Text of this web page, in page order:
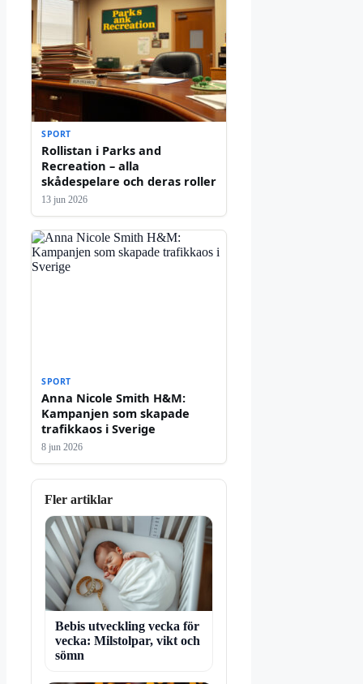
SPORT
Rollistan i Parks and
Recreation – alla
skådespelare och deras roller
13 jun 2026
SPORT
Anna Nicole Smith H&M:
Kampanjen som skapade
trafikkaos i Sverige
8 jun 2026
Fler artiklar
Bebis utveckling vecka för
vecka: Milstolpar, vikt och
sömn